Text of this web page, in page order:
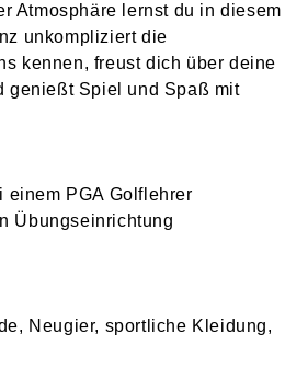
Atmosphäre lernst du in diesem
unkompliziert die
kennen, freust dich über deine
genießt Spiel und Spaß mit
einem PGA Golflehrer
Übungseinrichtung
Neugier, sportliche Kleidung,